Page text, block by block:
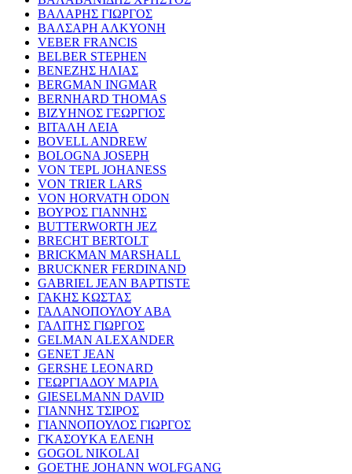
ΒΑΛΑΡΗΣ ΓΙΩΡΓΟΣ
ΒΑΛΣΑΡΗ ΑΛΚΥΟΝΗ
VEBER FRANCIS
BELBER STEPHEN
ΒΕΝΕΖΗΣ ΗΛΙΑΣ
BERGMAN INGMAR
BERNHARD THOMAS
ΒΙΖΥΗΝΟΣ ΓΕΩΡΓΙΟΣ
ΒΙΤΑΛΗ ΛΕΙΑ
BOVELL ANDREW
BOLOGNA JOSEPH
VON TEPL JOHANESS
VON TRIER LARS
VON HORVATH ODON
ΒΟΥΡΟΣ ΓΙΑΝΝΗΣ
BUTTERWORTH JEZ
BRECHT BERTOLT
BRICKMAN MARSHALL
BRUCKNER FERDINAND
GABRIEL JEAN BAPTISTE
ΓΑΚΗΣ ΚΩΣΤΑΣ
ΓΑΛΑΝΟΠΟΥΛΟΥ ΑΒΑ
ΓΑΛΙΤΗΣ ΓΙΩΡΓΟΣ
GELMAN ALEXANDER
GENET JEAN
GERSHE LEONARD
ΓΕΩΡΓΙΑΔΟΥ ΜΑΡΙΑ
GIESELMANN DAVID
ΓΙΑΝΝΗΣ ΤΣΙΡΟΣ
ΓΙΑΝΝΟΠΟΥΛΟΣ ΓΙΩΡΓΟΣ
ΓΚΑΣΟΥΚΑ ΕΛΕΝΗ
GOGOL NIKOLAI
GOETHE JOHANN WOLFGANG